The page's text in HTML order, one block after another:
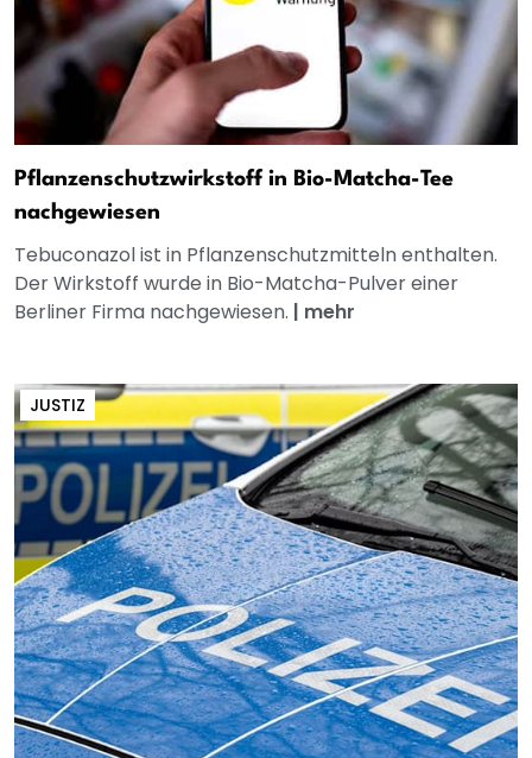
Pflanzenschutzwirkstoff in Bio-Matcha-Tee
nachgewiesen
Tebuconazol ist in Pflanzenschutzmitteln enthalten.
Der Wirkstoff wurde in Bio-Matcha-Pulver einer
Berliner Firma nachgewiesen. | mehr
JUSTIZ